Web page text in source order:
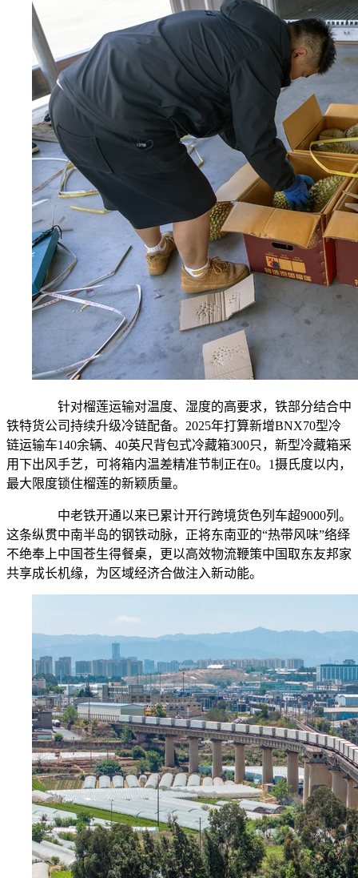
针对榴莲运输对温度、湿度的高要求，铁部分结合中
铁特货公司持续升级冷链配备。2025年打算新增BNX70型冷
链运输车140余辆、40英尺背包式冷藏箱300只，新型冷藏箱采
用下出风手艺，可将箱内温差精准节制正在0。1摄氏度以内，
最大限度锁住榴莲的新颖质量。
中老铁开通以来已累计开行跨境货色列车超9000列。
这条纵贯中南半岛的钢铁动脉，正将东南亚的“热带风味”络绎
不绝奉上中国苍生得餐桌，更以高效物流鞭策中国取东友邦家
共享成长机缘，为区域经济合做注入新动能。